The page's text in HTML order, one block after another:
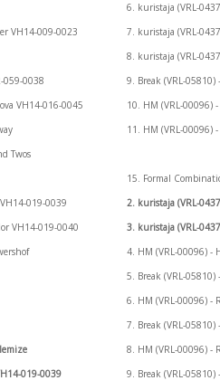
VH14-009-0023
059-0038
VH14-016-0045
Twos
019-0039
VH14-019-0040
019-0039
6. kuristaja (VRL-
7. kuristaja (VRL-
8. kuristaja (VRL-
9. Break (VRL-
10. HM (VRL-00096)
11. HM (VRL-00096)
15. Formal
2. kuristaja (VRL-
3. kuristaja (VRL-
4. HM (VRL-00096) -
5. Break (VRL-
6. HM (VRL-00096) -
7. Break (VRL-
8. HM (VRL-00096) -
9. Break (VRL-